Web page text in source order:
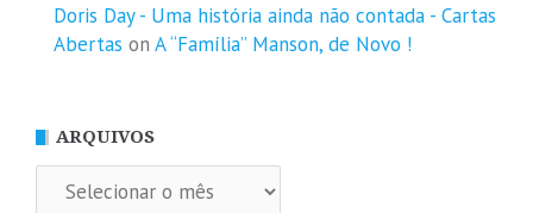
Doris Day - Uma história ainda não contada - Cartas
Abertas on A “Família” Manson, de Novo !
ARQUIVOS
Arquivos